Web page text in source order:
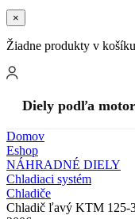
×
Žiadne produkty v
Diely podľa
Domov
Eshop
NÁHRADNÉ DIELY
Chladiaci systém
Chladiče
Chladič ľavý KTM 125-